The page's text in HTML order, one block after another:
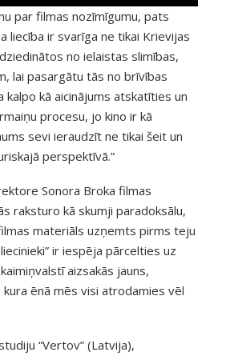
par filmas nozīmīgumu, pats
liecība ir svarīga ne tikai Krievijas
no ielaistas slimības,
lai pasargātu tās no brīvības
kalpo kā aicinājums atskatīties un
procesu, jo kino ir kā
sevi ieraudzīt ne tikai šeit un
perspektīvā.”
Sonora Broka filmas
raksturo kā skumji paradoksālu,
materiāls uzņemts pirms teju
ir iespēja pārcelties uz
aizsakās jauns,
ēnā mēs visi atrodamies vēl
“Vertov” (Latvija),